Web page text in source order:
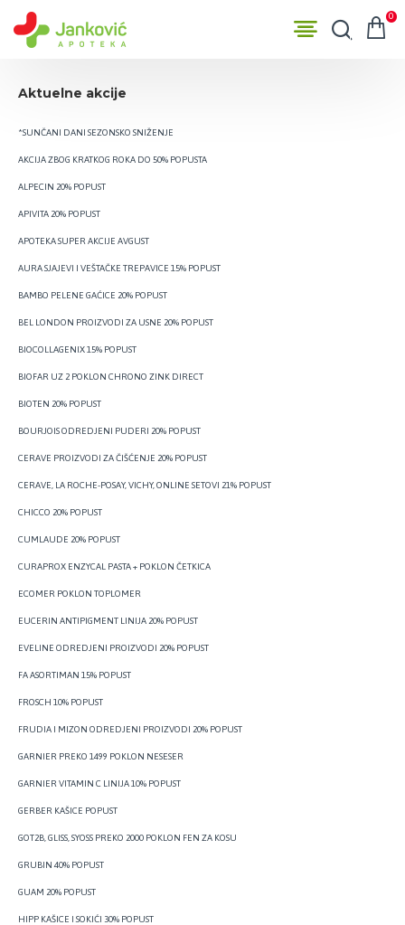
0
Aktuelne akcije
*SUNČANI DANI SEZONSKO SNIŽENJE
AKCIJA ZBOG KRATKOG ROKA DO 50% POPUSTA
ALPECIN 20% POPUST
APIVITA 20% POPUST
APOTEKA SUPER AKCIJE AVGUST
AURA SJAJEVI I VEŠTAČKE TREPAVICE 15% POPUST
BAMBO PELENE GAĆICE 20% POPUST
BEL LONDON PROIZVODI ZA USNE 20% POPUST
BIOCOLLAGENIX 15% POPUST
BIOFAR UZ 2 POKLON CHRONO ZINK DIRECT
BIOTEN 20% POPUST
BOURJOIS ODREDJENI PUDERI 20% POPUST
CERAVE PROIZVODI ZA ČIŠĆENJE 20% POPUST
CERAVE, LA ROCHE-POSAY, VICHY, ONLINE SETOVI 21% POPUST
CHICCO 20% POPUST
CUMLAUDE 20% POPUST
CURAPROX ENZYCAL PASTA + POKLON ČETKICA
ECOMER POKLON TOPLOMER
EUCERIN ANTIPIGMENT LINIJA 20% POPUST
EVELINE ODREDJENI PROIZVODI 20% POPUST
FA ASORTIMAN 15% POPUST
FROSCH 10% POPUST
FRUDIA I MIZON ODREDJENI PROIZVODI 20% POPUST
GARNIER PREKO 1499 POKLON NESESER
GARNIER VITAMIN C LINIJA 10% POPUST
GERBER KAŠICE POPUST
GOT2B, GLISS, SYOSS PREKO 2000 POKLON FEN ZA KOSU
GRUBIN 40% POPUST
GUAM 20% POPUST
HIPP KAŠICE I SOKIĆI 30% POPUST